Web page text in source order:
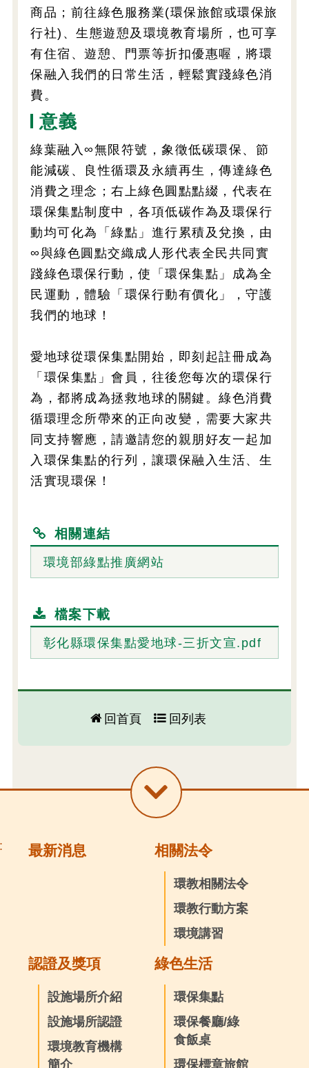
商品；前往綠色服務業(環保旅館或環保旅
行社)、生態遊憩及環境教育場所，也可享
有住宿、遊憩、門票等折扣優惠喔，將環
保融入我們的日常生活，輕鬆實踐綠色消
費。
意義
綠葉融入∞無限符號，象徵低碳環保、節
能減碳、良性循環及永續再生，傳達綠色
消費之理念；右上綠色圓點點綴，代表在
環保集點制度中，各項低碳作為及環保行
動均可化為「綠點」進行累積及兌換，由
∞與綠色圓點交織成人形代表全民共同實
踐綠色環保行動，使「環保集點」成為全
民運動，體驗「環保行動有價化」，守護
我們的地球！
愛地球從環保集點開始，即刻起註冊成為
「環保集點」會員，往後您每次的環保行
為，都將成為拯救地球的關鍵。綠色消費
循環理念所帶來的正向改變，需要大家共
同支持響應，請邀請您的親朋好友一起加
入環保集點的行列，讓環保融入生活、生
活實現環保！
相關連結
環境部綠點推廣網站
檔案下載
彰化縣環保集點愛地球-三折文宣.pdf
回首頁 回列表
最新消息 相關法令
環教相關法令
環教行動方案
環境講習
認證及獎項
設施場所介紹
設施場所認證
環境教育機構
簡介
綠色生活
環保集點
環保餐廳/綠
食飯桌
環保標章旅館